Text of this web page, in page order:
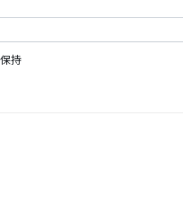
持